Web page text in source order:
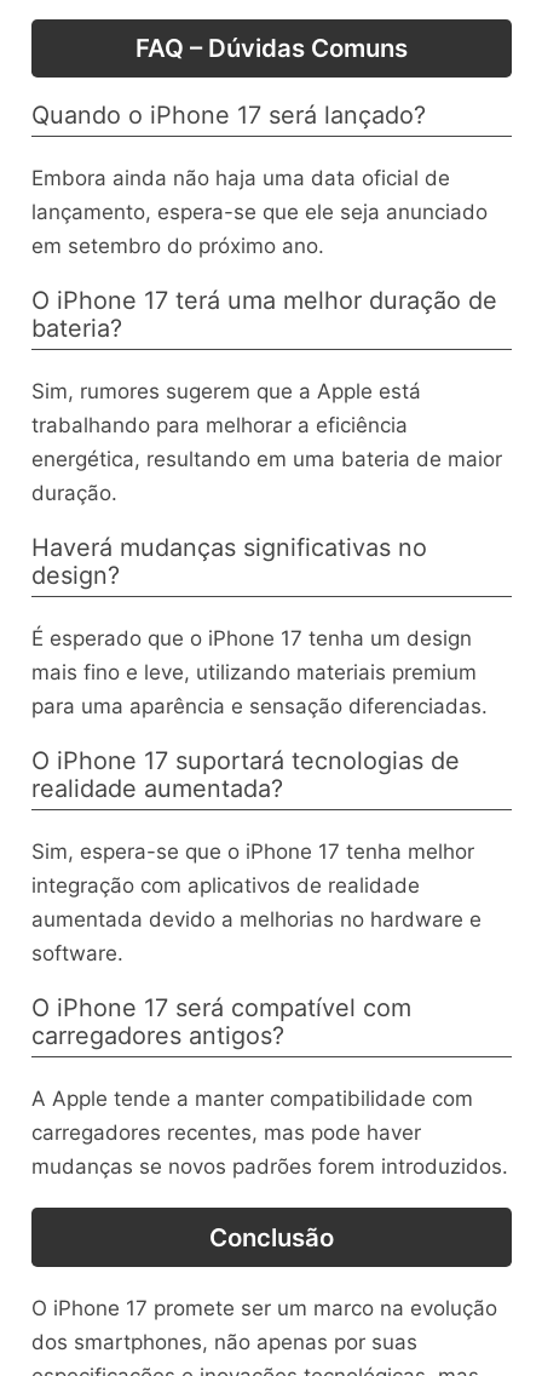
FAQ – Dúvidas Comuns
Quando o iPhone 17 será lançado?
Embora ainda não haja uma data oficial de
lançamento, espera-se que ele seja anunciado
em setembro do próximo ano.
O iPhone 17 terá uma melhor duração de
bateria?
Sim, rumores sugerem que a Apple está
trabalhando para melhorar a eficiência
energética, resultando em uma bateria de maior
duração.
Haverá mudanças significativas no
design?
É esperado que o iPhone 17 tenha um design
mais fino e leve, utilizando materiais premium
para uma aparência e sensação diferenciadas.
O iPhone 17 suportará tecnologias de
realidade aumentada?
Sim, espera-se que o iPhone 17 tenha melhor
integração com aplicativos de realidade
aumentada devido a melhorias no hardware e
software.
O iPhone 17 será compatível com
carregadores antigos?
A Apple tende a manter compatibilidade com
carregadores recentes, mas pode haver
mudanças se novos padrões forem introduzidos.
Conclusão
O iPhone 17 promete ser um marco na evolução
dos smartphones, não apenas por suas